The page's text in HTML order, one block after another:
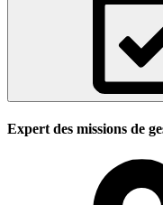
Expert des missions de